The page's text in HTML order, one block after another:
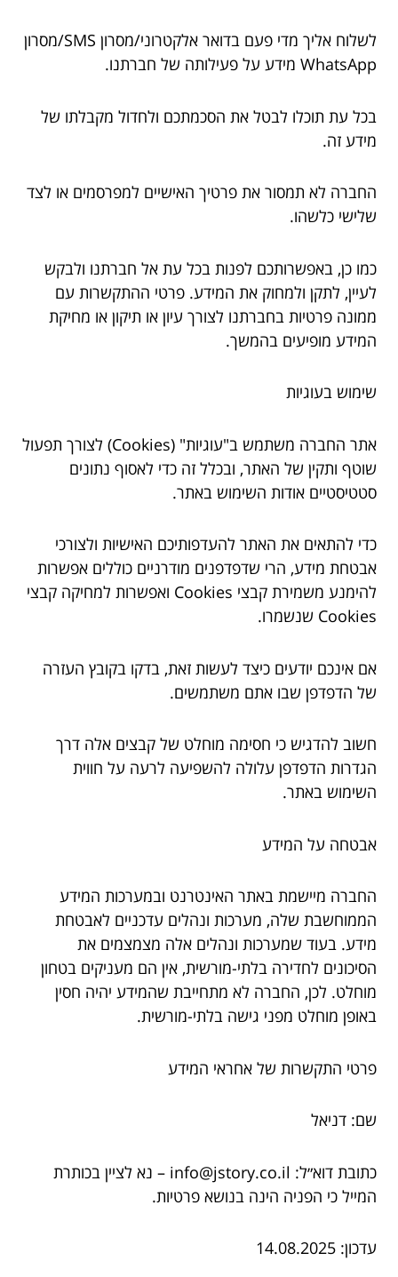
לשלוח אליך מדי פעם בדואר אלקטרוני/מסרון SMS/מסרון
WhatsApp מידע על פעילותה של חברתנו.
בכל עת תוכלו לבטל את הסכמתכם ולחדול מקבלתו של
מידע זה.
החברה לא תמסור את פרטיך האישיים למפרסמים או לצד
שלישי כלשהו.
כמו כן, באפשרותכם לפנות בכל עת אל חברתנו ולבקש
לעיין, לתקן ולמחוק את המידע. פרטי ההתקשרות עם
ממונה פרטיות בחברתנו לצורך עיון או תיקון או מחיקת
המידע מופיעים בהמשך.
שימוש בעוגיות
אתר החברה משתמש ב"עוגיות" (Cookies) לצורך תפעול
שוטף ותקין של האתר, ובכלל זה כדי לאסוף נתונים
סטטיסטיים אודות השימוש באתר.
כדי להתאים את האתר להעדפותיכם האישיות ולצורכי
אבטחת מידע, הרי שדפדפנים מודרניים כוללים אפשרות
להימנע משמירת קבצי Cookies ואפשרות למחיקה קבצי
Cookies שנשמרו.
אם אינכם יודעים כיצד לעשות זאת, בדקו בקובץ העזרה
של הדפדפן שבו אתם משתמשים.
חשוב להדגיש כי חסימה מוחלט של קבצים אלה דרך
הגדרות הדפדפן עלולה להשפיעה לרעה על חווית
השימוש באתר.
אבטחה על המידע
החברה מיישמת באתר האינטרנט ובמערכות המידע
הממוחשבת שלה, מערכות ונהלים עדכניים לאבטחת
מידע. בעוד שמערכות ונהלים אלה מצמצמים את
הסיכונים לחדירה בלתי-מורשית, אין הם מעניקים בטחון
מוחלט. לכן, החברה לא מתחייבת שהמידע יהיה חסין
באופן מוחלט מפני גישה בלתי-מורשית.
פרטי התקשרות של אחראי המידע
שם: דניאל
כתובת דוא״ל: info@jstory.co.il – נא לציין בכותרת
המייל כי הפניה הינה בנושא פרטיות.
עדכון: 14.08.2025